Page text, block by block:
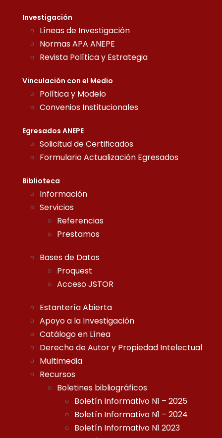
Investigación
Líneas de Investigación
Normas APA ANEPE
Revista Política y Estrategia
Vinculación con el Medio
Política y Modelo
Convenios Institucionales
Egresados ANEPE
Solicitud de Certificados
Formulario Actualización Egresados
Biblioteca
Información
Servicios
Referencias
Prestamos
Bases de Datos
Proquest
Acceso JSTOR
Estantería Abierta
Apoyo a la Investigación
Catálogo en Línea
Derecho de Autor y Propiedad Intelectual
Multimedia
Recursos
Boletines bibliográficos
Boletín Informativo N1 – 2025
Boletín Informativo N1 – 2024
Boletín Informativo N1 2023